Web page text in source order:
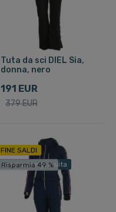
Tuta da sci DIEL Sia,
donna, nero
191 EUR
379 EUR
FINE SALDI
Spedizione gratuita
Risparmia 49 %